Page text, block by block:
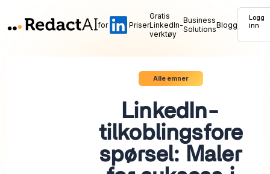
for Priser
Gratis
LinkedIn-
verktøy
Business
SolutionsBlogg
Logg
inn
Alle emner
LinkedIn-
tilkoblingsfore
spørsel: Maler